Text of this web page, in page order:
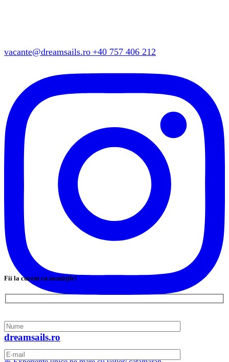
vacante@dreamsails.ro +40 757 406 212
dreamsails.ro
Fii la curent cu noutățile!